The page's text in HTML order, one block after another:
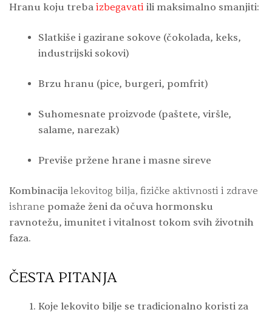
Hranu koju treba izbegavati ili maksimalno smanjiti:
Slatkiše i gazirane sokove (čokolada, keks,
industrijski sokovi)
Brzu hranu (pice, burgeri, pomfrit)
Suhomesnate proizvode (paštete, viršle,
salame, narezak)
Previše pržene hrane i masne sireve
Kombinacija lekovitog bilja, fizičke aktivnosti i zdrave
ishrane pomaže ženi da očuva hormonsku
ravnotežu, imunitet i vitalnost tokom svih životnih
faza.
ČESTA PITANJA
Koje lekovito bilje se tradicionalno koristi za